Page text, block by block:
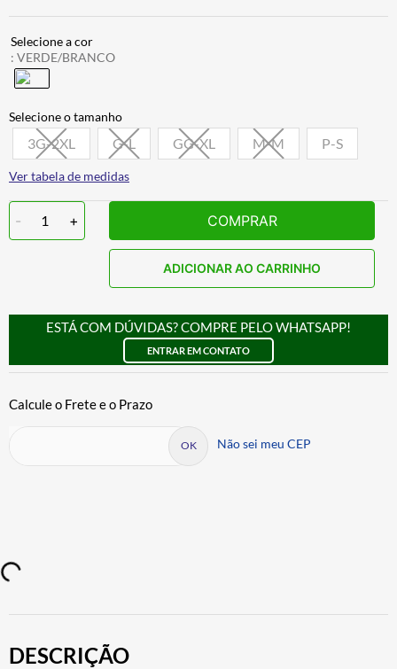
: VERDE/BRANCO
3G-2XL G-L GG-XL M-M P-S
Ver tabela de medidas
- 1 + COMPRAR
ADICIONAR AO CARRINHO
ESTÁ COM DÚVIDAS? COMPRE PELO WHATSAPP!
ENTRAR EM CONTATO
Não sei meu CEP
DESCRIÇÃO